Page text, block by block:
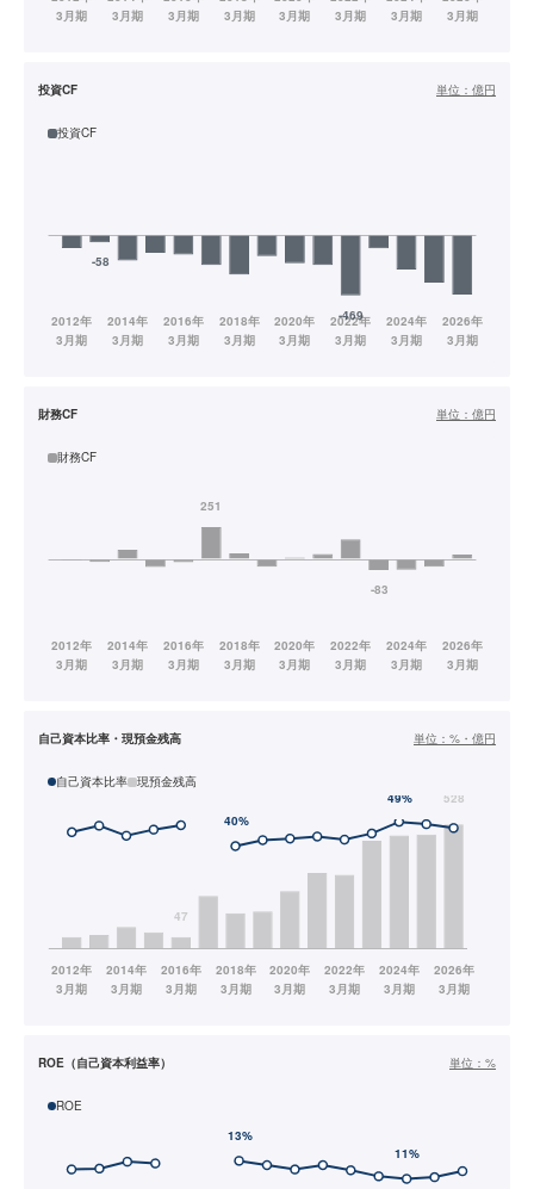
投資CF 単位： 億円
投資CF
財務CF 単位： 億円
財務CF
自己資本比率・現預金残高 単位： %・億円
自己資本比率 現預金残高
ROE（自己資本利益率） 単位： %
ROE